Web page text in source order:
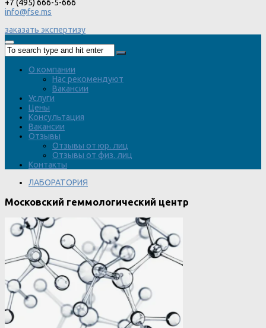
+7 (495) 666-5-666
info@fse.ms
заказать экспертизу
О компании
Нас рекомендуют
Вакансии
Услуги
Цены
Консультация
Вакансии
Отзывы
Отзывы от юр. лиц
Отзывы от физ. лиц
Контакты
ЛАБОРАТОРИЯ
Московский геммологический центр